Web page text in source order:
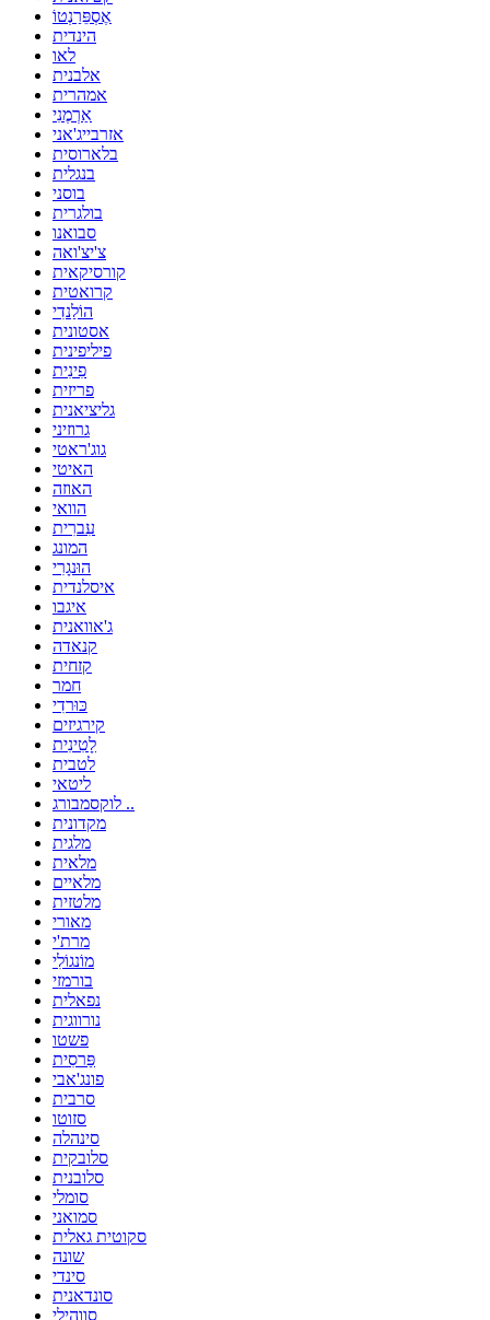
אֶסְפֵּרַנְטוֹ
הינדית
לאו
אלבנית
אמהרית
אַרְמֶנִי
אזרבייג'אני
בלארוסית
בנגלית
בוסני
בולגרית
סבואנו
צ'יצ'ואה
קורסיקאית
קרואטית
הוֹלַנדִי
אסטונית
פיליפינית
פִינִית
פריזית
גליציאנית
גרוזיני
גוג'ראטי
האיטי
האוזה
הוואי
עִברִית
המונג
הוּנגָרִי
איסלנדית
איגבו
ג'אוואנית
קנאדה
קזחית
חמר
כּוּרדִי
קירגיזים
לָטִינִית
לטבית
ליטאי
לוקסמבורג ..
מקדונית
מלגית
מלאית
מלאיים
מלטזית
מאורי
מרת'י
מוֹנגוֹלִי
בורמזי
נפאלית
נורווגית
פשטו
פַּרסִית
פונג'אבי
סרבית
סזוטו
סינהלה
סלובקית
סלובנית
סומלי
סמואני
סקוטית גאלית
שונה
סינדי
סונדאנית
סווהילי